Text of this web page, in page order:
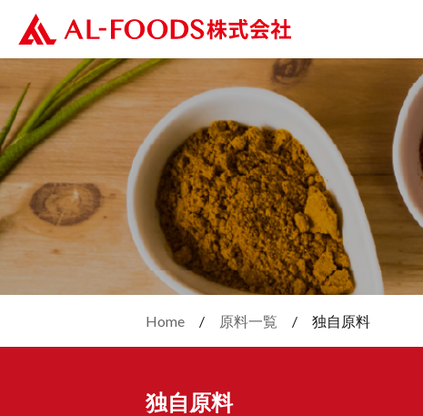
Home 原料一覧 独自原料
独自原料